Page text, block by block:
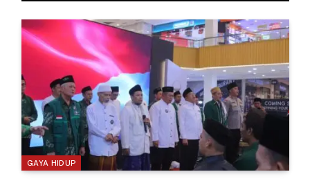
GAYA HIDUP